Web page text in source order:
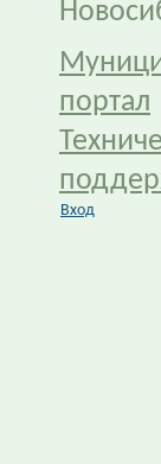
портал
Вход